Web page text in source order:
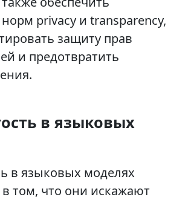
privacy и transparency,
защиту прав
и предотвратить
в языковых
в языковых моделях
в том, что они искажают